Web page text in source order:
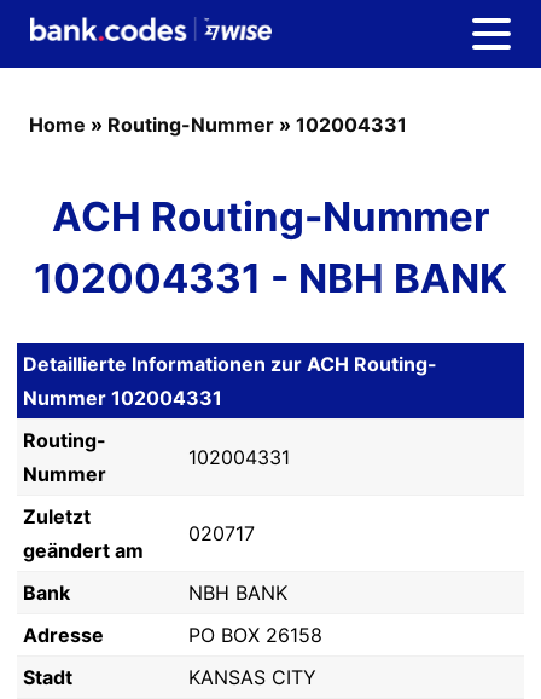
Home » Routing-Nummer » 102004331
ACH Routing-Nummer
102004331 - NBH BANK
Detaillierte Informationen zur ACH Routing-
Nummer 102004331
Routing-
Nummer
102004331
Zuletzt
geändert am
020717
Bank
NBH BANK
Adresse
PO BOX 26158
Stadt
KANSAS CITY